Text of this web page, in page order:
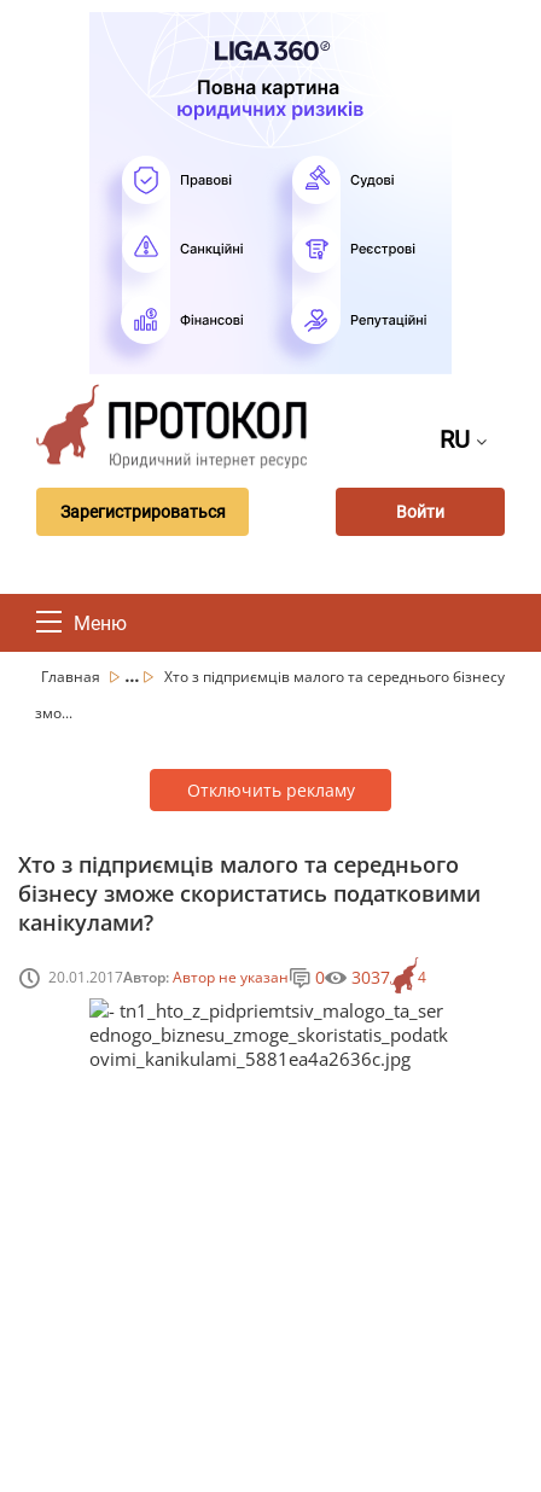
RU
Зарегистрироваться Войти
Меню
Главная ...
Хто з підприємців малого та середнього бізнесу
змо...
Отключить рекламу
Хто з підприємців малого та середнього
бізнесу зможе скористатись податковими
канікулами?
20.01.2017Автор:Автор не указан 4
0 3037